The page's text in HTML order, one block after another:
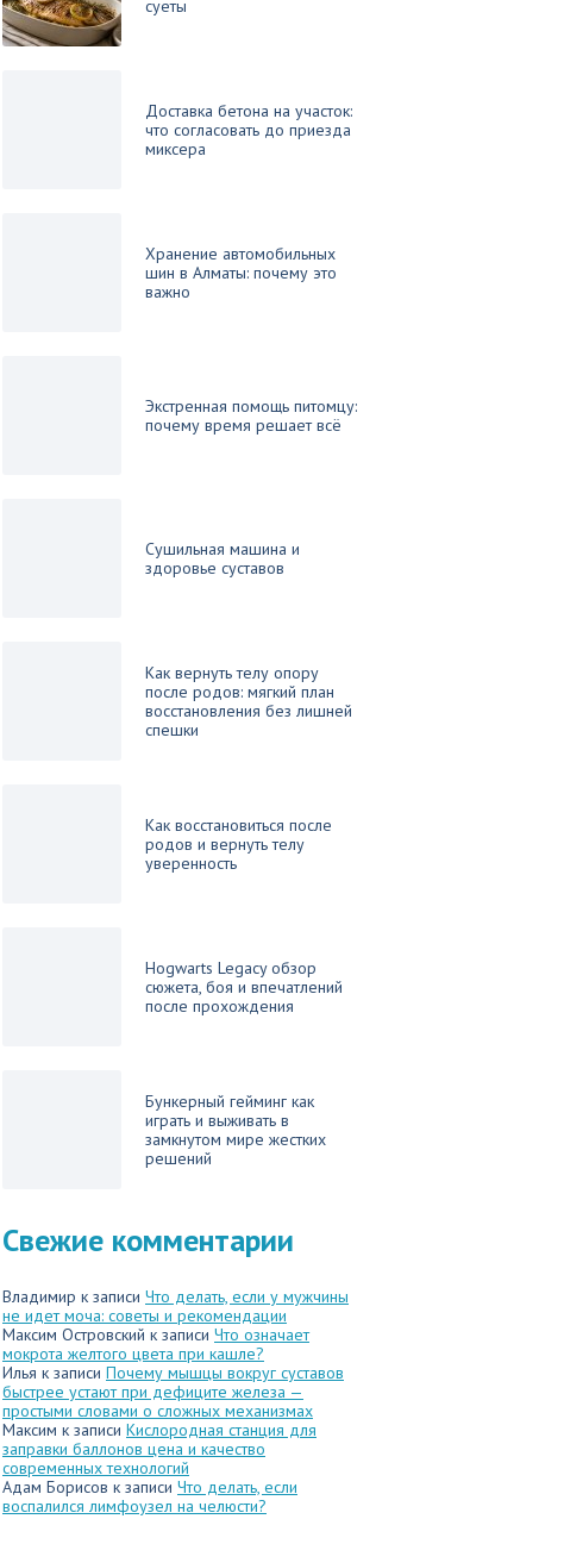
суеты
Доставка бетона на участок:
что согласовать до приезда
миксера
Хранение автомобильных
шин в Алматы: почему это
важно
Экстренная помощь питомцу:
почему время решает всё
Сушильная машина и
здоровье суставов
Как вернуть телу опору
после родов: мягкий план
восстановления без лишней
спешки
Как восстановиться после
родов и вернуть телу
уверенность
Hogwarts Legacy обзор
сюжета, боя и впечатлений
после прохождения
Бункерный гейминг как
играть и выживать в
замкнутом мире жестких
решений
Свежие комментарии
Владимир к записи Что делать, если у мужчины
не идет моча: советы и рекомендации
Максим Островский к записи Что означает
мокрота желтого цвета при кашле?
Илья к записи Почему мышцы вокруг суставов
быстрее устают при дефиците железа —
простыми словами о сложных механизмах
Максим к записи Кислородная станция для
заправки баллонов цена и качество
современных технологий
Адам Борисов к записи Что делать, если
воспалился лимфоузел на челюсти?